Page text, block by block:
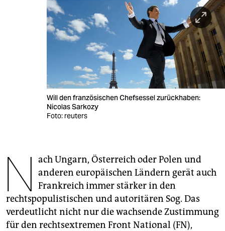
veranstaltungen
unterstützen
genossenschaft
epaper login
Will den französischen Chefsessel zurückhaben:
Nicolas Sarkozy
Foto: reuters
N ach Ungarn, Österreich oder Polen und
anderen europäischen Ländern gerät auch
Frankreich immer stärker in den
rechtspopulistischen und autoritären Sog. Das
verdeutlicht nicht nur die wachsende Zustimmung
für den rechtsextremen Front National (FN),